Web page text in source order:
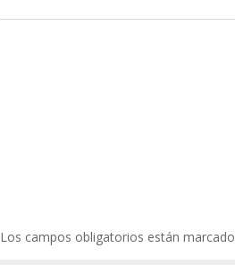
Los campos obligatorios están